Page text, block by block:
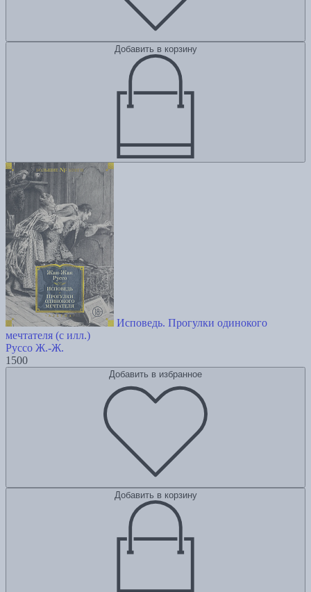
Добавить в корзину
Исповедь. Прогулки одинокого
мечтателя (с илл.)
Руссо Ж.-Ж.
1500
Добавить в избранное
Добавить в корзину